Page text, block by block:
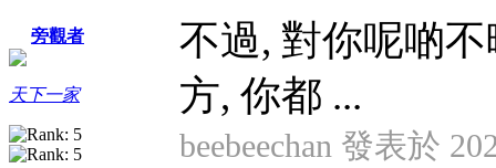
旁觀者
天下一家
不過, 對你呢啲
方, 你都 ...
beebeechan 發表於